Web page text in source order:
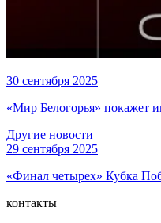
30 сентября 2025
«Мир Белогорья» покажет
Другие новости
29 сентября 2025
«Финал четырех» Кубка
контакты